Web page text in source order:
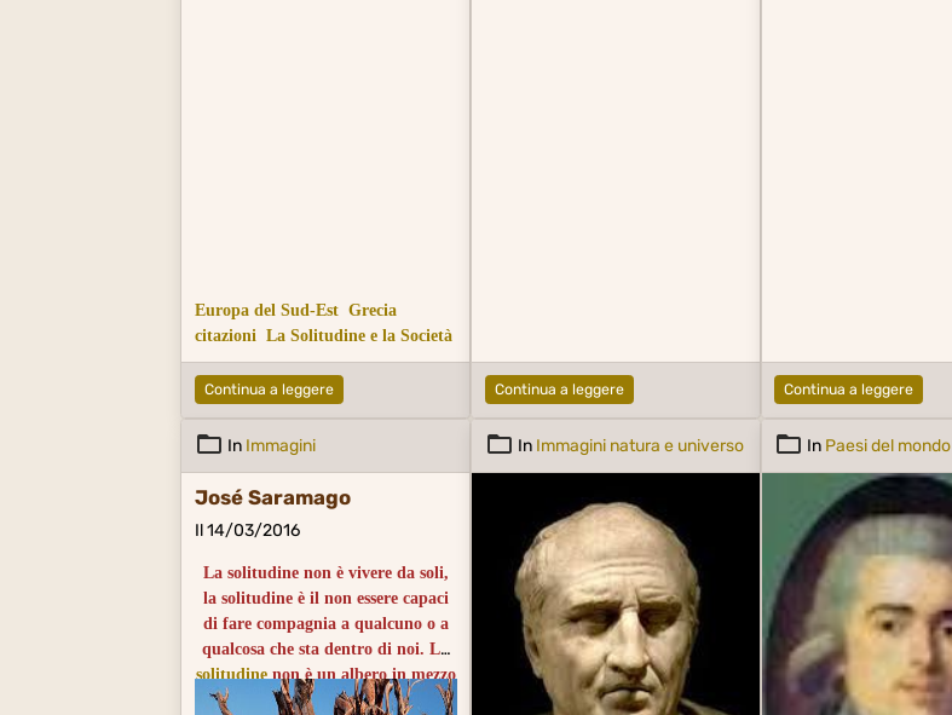
Europa del Sud-Est Grecia
citazioni La Solitudine e la Società
Continua a leggere Continua a leggere Continua a leggere
In Immagini
José Saramago
Il 14/03/2016
La solitudine non è vivere da soli,
la solitudine è il non essere capaci
di fare compagnia a qualcuno o a
qualcosa che sta dentro di noi. La
solitudinenon è un albero in mezzo
ad una pianura, è la distanza tra la
In Immagini natura e universo In Paesi del mondo